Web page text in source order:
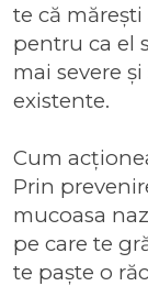
te că
pentru ca el
mai severe
existente.
Cum
Prin
mucoasa
pe care te
te paște o